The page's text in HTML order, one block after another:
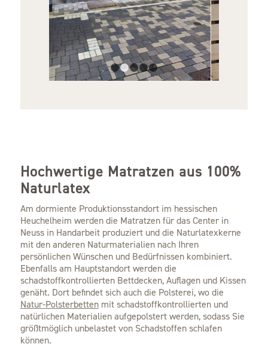
1 2 3 4 5
Hochwertige Matratzen aus 100%
Naturlatex
Am dormiente Produktionsstandort im hessischen
Heuchelheim werden die Matratzen für das Center in
Neuss in Handarbeit produziert und die Naturlatexkerne
mit den anderen Naturmaterialien nach Ihren
persönlichen Wünschen und Bedürfnissen kombiniert.
Ebenfalls am Hauptstandort werden die
schadstoffkontrollierten Bettdecken, Auflagen und Kissen
genäht. Dort befindet sich auch die Polsterei, wo die
Natur-Polsterbettenmit schadstoffkontrollierten und
natürlichen Materialien aufgepolstert werden, sodass Sie
größtmöglich unbelastet von Schadstoffen schlafen
können.